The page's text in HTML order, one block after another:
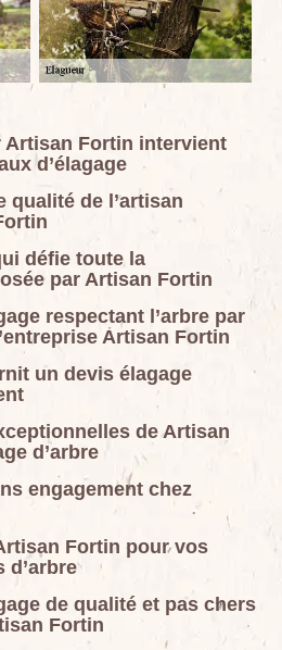
Artisan Fortin intervient
d’élagage
qualité de l’artisan
défie toute la
par Artisan Fortin
respectant l’arbre par
Artisan Fortin
un devis élagage
de Artisan
d’arbre
engagement chez
Fortin pour vos
d’arbre
de qualité et pas chers
Fortin